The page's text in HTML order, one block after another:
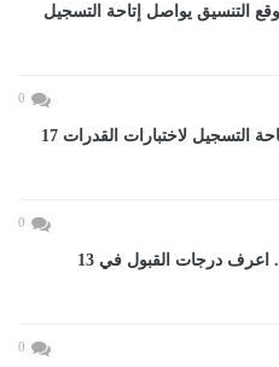
الجامعات 2026.. موقع التنسيق يواصل إتاحة التسجيل
0
تنسيق الجامعات 2026.. إتاحة التسجيل لاختبارات القدرات 17
0
تنسيق الثانوى العام 2027.. اعرف درجات القبول في 13
0